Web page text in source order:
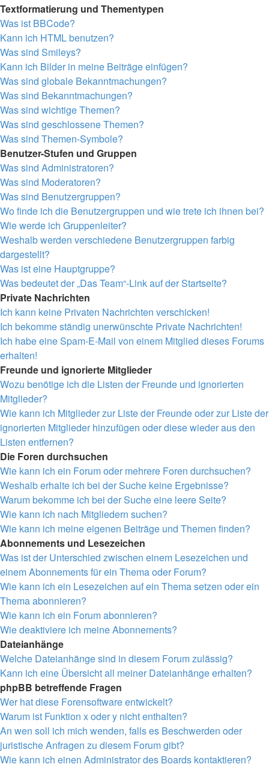
Textformatierung und Thementypen
Was ist BBCode?
Kann ich HTML benutzen?
Was sind Smileys?
Kann ich Bilder in meine Beiträge einfügen?
Was sind globale Bekanntmachungen?
Was sind Bekanntmachungen?
Was sind wichtige Themen?
Was sind geschlossene Themen?
Was sind Themen-Symbole?
Benutzer-Stufen und Gruppen
Was sind Administratoren?
Was sind Moderatoren?
Was sind Benutzergruppen?
Wo finde ich die Benutzergruppen und wie trete ich ihnen bei?
Wie werde ich Gruppenleiter?
Weshalb werden verschiedene Benutzergruppen farbig
dargestellt?
Was ist eine Hauptgruppe?
Was bedeutet der „Das Team“-Link auf der Startseite?
Private Nachrichten
Ich kann keine Privaten Nachrichten verschicken!
Ich bekomme ständig unerwünschte Private Nachrichten!
Ich habe eine Spam-E-Mail von einem Mitglied dieses Forums
erhalten!
Freunde und ignorierte Mitglieder
Wozu benötige ich die Listen der Freunde und ignorierten
Mitglieder?
Wie kann ich Mitglieder zur Liste der Freunde oder zur Liste der
ignorierten Mitglieder hinzufügen oder diese wieder aus den
Listen entfernen?
Die Foren durchsuchen
Wie kann ich ein Forum oder mehrere Foren durchsuchen?
Weshalb erhalte ich bei der Suche keine Ergebnisse?
Warum bekomme ich bei der Suche eine leere Seite?
Wie kann ich nach Mitgliedern suchen?
Wie kann ich meine eigenen Beiträge und Themen finden?
Abonnements und Lesezeichen
Was ist der Unterschied zwischen einem Lesezeichen und
einem Abonnements für ein Thema oder Forum?
Wie kann ich ein Lesezeichen auf ein Thema setzen oder ein
Thema abonnieren?
Wie kann ich ein Forum abonnieren?
Wie deaktiviere ich meine Abonnements?
Dateianhänge
Welche Dateianhänge sind in diesem Forum zulässig?
Kann ich eine Übersicht all meiner Dateianhänge erhalten?
phpBB betreffende Fragen
Wer hat diese Forensoftware entwickelt?
Warum ist Funktion x oder y nicht enthalten?
An wen soll ich mich wenden, falls es Beschwerden oder
juristische Anfragen zu diesem Forum gibt?
Wie kann ich einen Administrator des Boards kontaktieren?